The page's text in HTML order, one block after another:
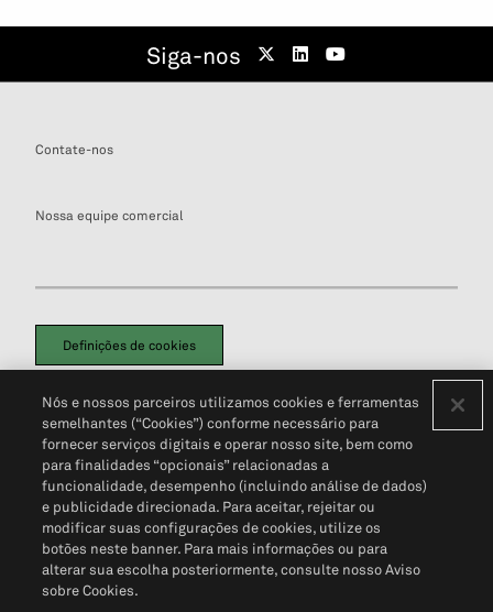
Siga-nos
Contate-nos
Nossa equipe comercial
Definições de cookies
Política de PrivacidadePortal de privacidade do cliente (em inglês)
Não Venda Minhas Informações Pessoais© 2026 S&P Global
Nós e nossos parceiros utilizamos cookies e ferramentas
semelhantes (“Cookies”) conforme necessário para
fornecer serviços digitais e operar nosso site, bem como
para finalidades “opcionais” relacionadas a
funcionalidade, desempenho (incluindo análise de dados)
e publicidade direcionada. Para aceitar, rejeitar ou
modificar suas configurações de cookies, utilize os
botões neste banner. Para mais informações ou para
alterar sua escolha posteriormente, consulte nosso Aviso
sobre Cookies.